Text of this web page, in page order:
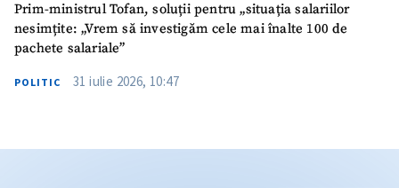
Prim-ministrul Tofan, soluții pentru „situația salariilor
nesimțite: „Vrem să investigăm cele mai înalte 100 de
pachete salariale”
POLITIC 31 iulie 2026, 10:47